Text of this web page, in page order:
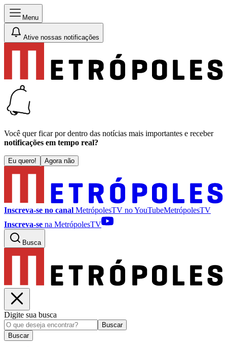
Menu
Ative nossas notificações
Você quer ficar por dentro das notícias mais importantes e receber
notificações em tempo real?
Eu quero! Agora não
Inscreva-se no canal MetrópolesTV noYouTubeMetrópolesTV
Inscreva-se na MetrópolesTV
Busca
Digite sua busca
Buscar
Buscar